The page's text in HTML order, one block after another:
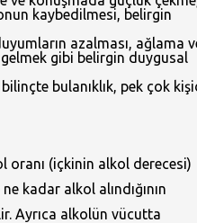
kaybedilmesi, belirgin
azalması, ağlama
gibi belirgin duygusal
bulanıklık, pek çok
oranı (içkinin alkol derecesi)
kadar alkol alındığının
Ayrıca alkolün vücutta